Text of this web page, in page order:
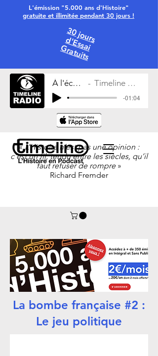
L'émission "5.000 ans d'Histoire"
gratuite et illimitée pendant 30 jours !
30 jours
d'Essai
Gratuits
«L’Histoire n’est pas une opinion :
c’est un fil, tendu entre les siècles, qu’il
faut refuser de rompre»
Richard Fremder
À l'écoute Timeline Radio
-01:04
La bombe française #2 :
Le jeu politique